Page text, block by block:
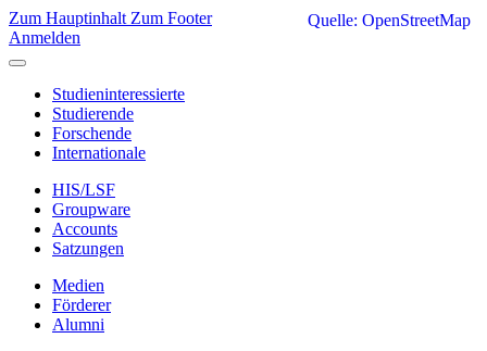
Zum Hauptinhalt Zum Footer
Anmelden
Studieninteressierte
Studierende
Forschende
Internationale
HIS/LSF
Groupware
Accounts
Satzungen
Medien
Förderer
Alumni
Quelle: OpenStreetMap